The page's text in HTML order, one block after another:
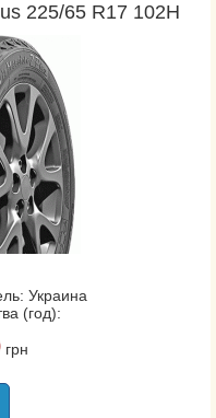
225/65 R17 102H
Украина
(год):